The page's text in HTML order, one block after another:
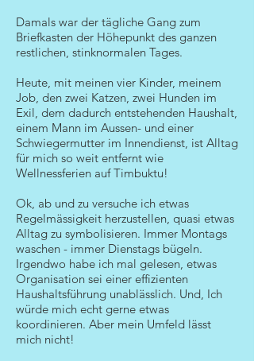
Damals war der tägliche Gang zum
Briefkasten der Höhepunkt des ganzen
restlichen, stinknormalen Tages.
Heute, mit meinen vier Kinder, meinem
Job, den zwei Katzen, zwei Hunden im
Exil, dem dadurch entstehenden Haushalt,
einem Mann im Aussen- und einer
Schwiegermutter im Innendienst, ist Alltag
für mich so weit entfernt wie
Wellnessferien auf Timbuktu!
Ok, ab und zu versuche ich etwas
Regelmässigkeit herzustellen, quasi etwas
Alltag zu symbolisieren. Immer Montags
waschen - immer Dienstags bügeln.
Irgendwo habe ich mal gelesen, etwas
Organisation sei einer effizienten
Haushaltsführung unablässlich. Und, Ich
würde mich echt gerne etwas
koordinieren. Aber mein Umfeld lässt
mich nicht!